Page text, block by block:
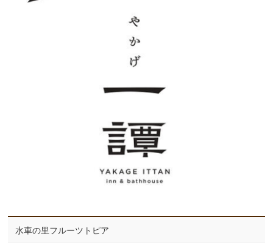
水車の里フルーツトピア